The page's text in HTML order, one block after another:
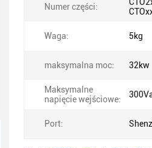
Numer części:
Waga: 5kg
maksymalna moc: 32kw
Maksymalne
napięcie wejściowe:
Port: